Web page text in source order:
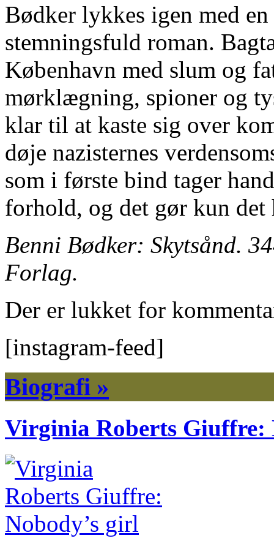
Bødker lykkes igen med
stemningsfuld roman.
København med slum og
mørklægning, spioner og
klar til at kaste sig over
døje nazisternes
som i første bind tager
forhold, og det gør kun det
Benni Bødker: Skytsånd.
Forlag.
Der er lukket for
[instagram-feed]
Biografi »
Virginia Roberts Giuffre: